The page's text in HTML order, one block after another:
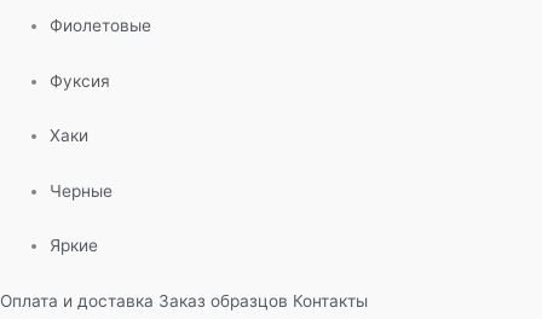
Фиолетовые
Фуксия
Хаки
Черные
Яркие
Оплата и доставка Заказ образцов Контакты